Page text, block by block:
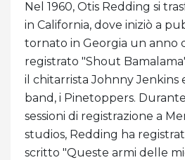
Nel 1960, Otis Redding si
in California, dove iniziò a
tornato in Georgia un anno
registrato "Shout
il chitarrista Johnny Jenkins
band, i Pinetoppers.
sessioni di registrazione a
studios, Redding ha
scritto "Queste armi delle